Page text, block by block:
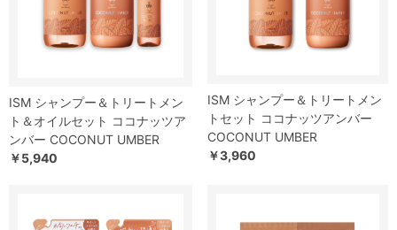
ISM シャンプー＆トリートメン
ト＆オイルセット ココナッツア
ンバー COCONUT UMBER
￥5,940
ISM シャンプー＆トリートメン
トセット ココナッツアンバー
COCONUT UMBER
￥3,960